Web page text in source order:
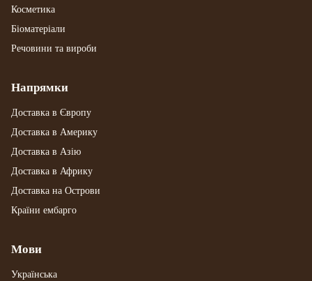
Косметика
Біоматеріали
Речовини та вироби
Напрямки
Доставка в Європу
Доставка в Америку
Доставка в Азію
Доставка в Африку
Доставка на Острови
Країни ембарго
Мови
Українська